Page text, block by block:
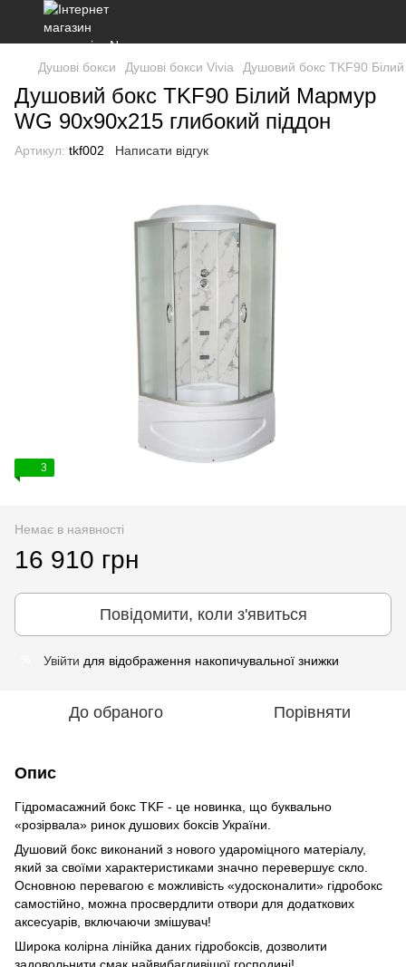
Душові бокси Душові бокси Vivia Душовий бокс TKF90
Душовий бокс TKF90 Білий Мармур
WG 90x90x215 глибокий піддон
Артикул: tkf002 Написати відгук
3
Немає в наявності
16 910 грн
Повідомити, коли з'явиться
Увійти для відображення накопичувальної знижки
До обраного Порівняти
Опис
Гідромасажний бокс TKF - це новинка, що буквально
«розірвала» ринок душових боксів України.
Душовий бокс виконаний з нового удароміцного матеріалу,
який за своїми характеристиками значно перевершує скло.
Основною перевагою є можливість «удосконалити» гідробокс
самостійно, можна просвердлити отвори для додаткових
аксесуарів, включаючи змішувач!
Широка колірна лінійка даних гідробоксів, дозволити
задовольнити смак найвибагливішої господині!